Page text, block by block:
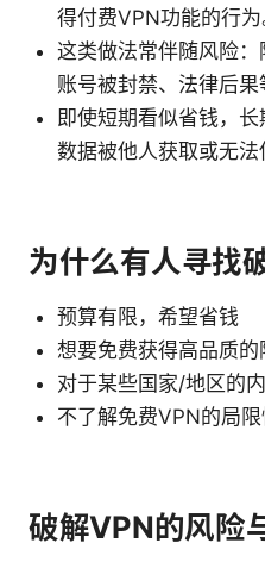
得付费VPN功能的行为
这类做法常伴随风险：
账号被封禁、法律后果
即使短期看似省钱，
数据被他人获取或无法
为什么有人寻找
预算有限，希望省钱
想要免费获得高品质的
对于某些国家/地区的
不了解免费VPN的局限
破解VPN的风险